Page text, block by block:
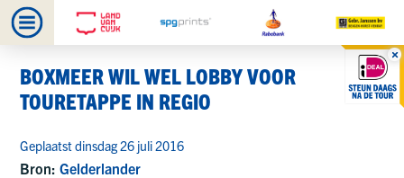
BOXMEER WIL WEL LOBBY VOOR
TOURETAPPE IN REGIO
Geplaatst dinsdag 26 juli 2016
Bron:Gelderlander